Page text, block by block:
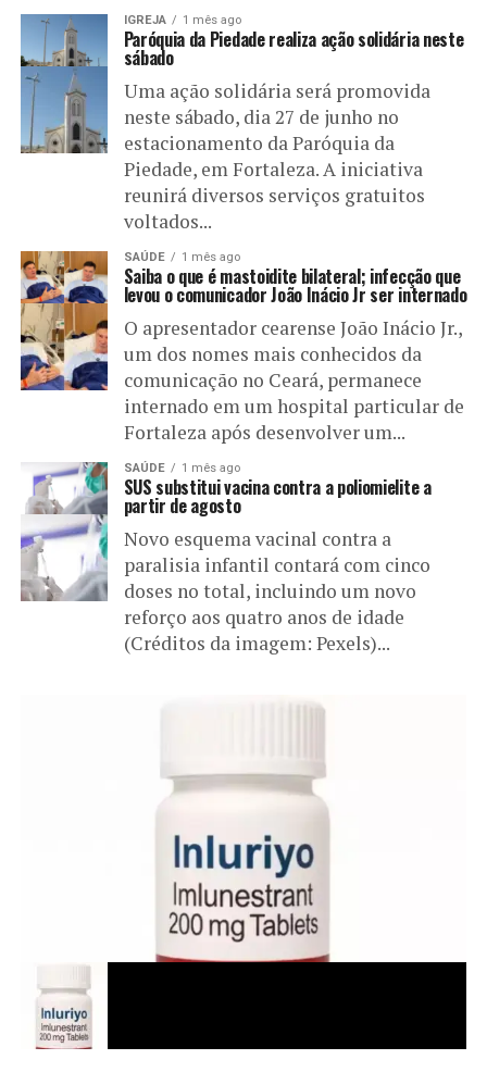
IGREJA 1 mês ago
Paróquia da Piedade realiza ação solidária neste
sábado
Uma ação solidária será promovida
neste sábado, dia 27 de junho no
estacionamento da Paróquia da
Piedade, em Fortaleza. A iniciativa
reunirá diversos serviços gratuitos
voltados...
SAÚDE 1 mês ago
Saiba o que é mastoidite bilateral; infecção que
levou o comunicador João Inácio Jr ser internado
O apresentador cearense João Inácio Jr.,
um dos nomes mais conhecidos da
comunicação no Ceará, permanece
internado em um hospital particular de
Fortaleza após desenvolver um...
SAÚDE 1 mês ago
SUS substitui vacina contra a poliomielite a
partir de agosto
Novo esquema vacinal contra a
paralisia infantil contará com cinco
doses no total, incluindo um novo
reforço aos quatro anos de idade
(Créditos da imagem: Pexels)...